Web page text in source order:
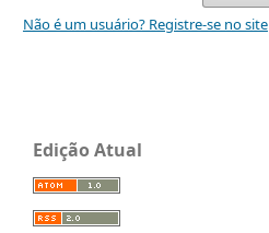
Não é um usuário? Registre-se no site
Edição Atual